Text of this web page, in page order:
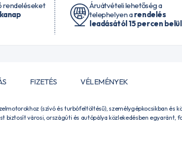
rendeléseket
Áruátvételi lehetőség a
telephelyen arendelés
leadásától 15 percen belül
FIZETÉS VÉLEMÉNYEK
(szívó és turbófeltöltésű), személygépkocsikban és
biztosít városi, országúti és autópálya közlekedésben egyaránt,